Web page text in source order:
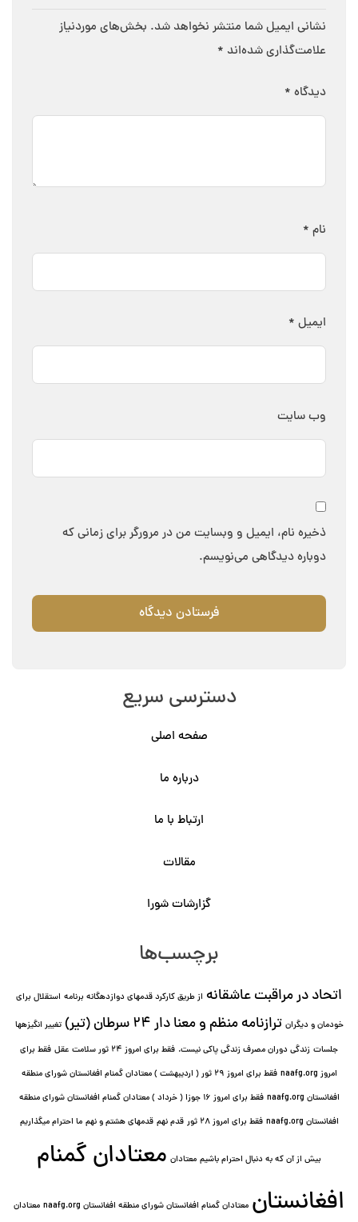
نشانی ایمیل شما منتشر نخواهد شد. بخش‌های موردنیاز
علامت‌گذاری شده‌اند *
دیدگاه *
نام *
ایمیل *
وب‌ سایت
ذخیره نام، ایمیل و وبسایت من در مرورگر برای زمانی که
دوباره دیدگاهی می‌نویسم.
دسترسی سریع
صفحه اصلی
درباره ما
ارتباط با ما
مقالات
گزارشات شورا
برچسب‌ها
اتحاد در مراقبت عاشقانه از طریق کارکرد قدمهای دوازده⁯گانه برنامه استقلال برای
خودمان و دیگران ترازنامه منظم و معنا دار ٢۴ سرطان (تیر)
تغییر انگیزه⁯ها
جلسات زندگی دوران مصرف زندگی پاکی نیست. فقط برای امروز 24 ثور سلامت عقل
فقط برای
امروز naafg.org
فقط برای امروز ٢٩ ثور ( اردیبهشت ) معتادان گمنام افغانستان شورای منطقه
افغانستان naafg.org
فقط برای امروز ۱۶ جوزا ( خرداد ) معتادان گمنام افغانستان شورای منطقه
افغانستان naafg.org
فقط برای امروز ۲۸ ثور قدم نهم قدمهای هشتم و نهم ما احترام میگذاریم
بیش از آن که به دنبال احترام باشیم معتادان معتادان گمنام
افغانستان معتادان گمنام افغانستان شورای منطقه افغانستان naafg.org معتادان